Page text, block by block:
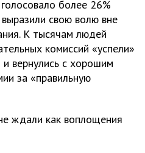
более 26%
свою волю вне
К тысячам людей
комиссий «успели»
вернулись с хорошим
за «правильную
ждали как воплощения